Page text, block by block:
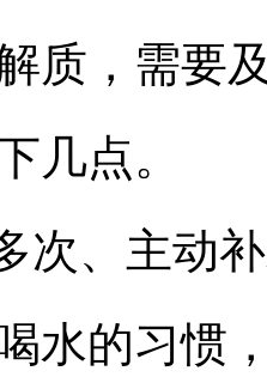
质，需要
几点。
次、主动
水的习惯